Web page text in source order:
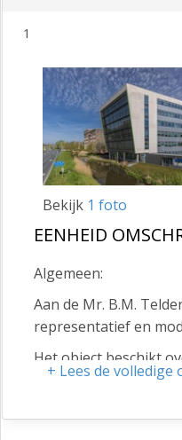
1
Bekijk 1 foto
EENHEID
Algemeen:
Aan de Mr. B.M.
representatief en
Het object beschikt
Het object wordt
+ Lees de volledige